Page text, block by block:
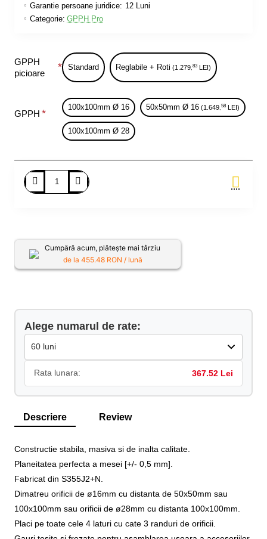
Garantie persoane juridice: 12 Luni
Categorie: GPPH Pro
GPPH
picioare
Standard Reglabile + Roti (1.279 ,83 LEI)
GPPH
100x100mm Ø 16 50x50mm Ø 16 (1.649 ,58 LEI)
100x100mm Ø 28
Cumpără acum, plătește mai târziu
de la 455.48RON / lună
Alege numarul de rate:
Rata lunara: 367.52 Lei
Descriere Review
Constructie stabila, masiva si de inalta calitate.
Planeitatea perfecta a mesei [+/- 0,5 mm].
Fabricat din S355J2+N.
Dimatreu orificii de ø16mm cu distanta de 50x50mm sau
100x100mm sau orificii de ø28mm cu distanta 100x100mm.
Placi pe toate cele 4 laturi cu cate 3 randuri de orificii.